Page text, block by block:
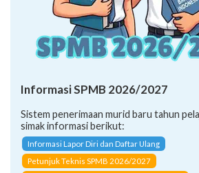
Informasi SPMB 2026/2027
Sistem penerimaan murid baru tahun
simak informasi berikut:
Informasi Lapor Diri dan Daftar Ulang
Petunjuk Teknis SPMB 2026/2027